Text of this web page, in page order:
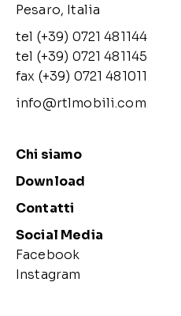
Pesaro, Italia
tel (+39) 0721 481144
tel (+39) 0721 481145
fax (+39) 0721 481011
info@rtlmobili.com
Chi siamo
Download
Contatti
Social Media
Facebook
Instagram